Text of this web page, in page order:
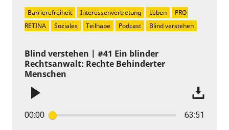
Blind verstehen | #41 Ein blinder
Rechtsanwalt: Rechte Behinderter
Menschen
00:00 63:51
Barrierefreiheit Interessenvertretung Leben
PRO
RETINA
Soziales Teilhabe Podcast Blind verstehen